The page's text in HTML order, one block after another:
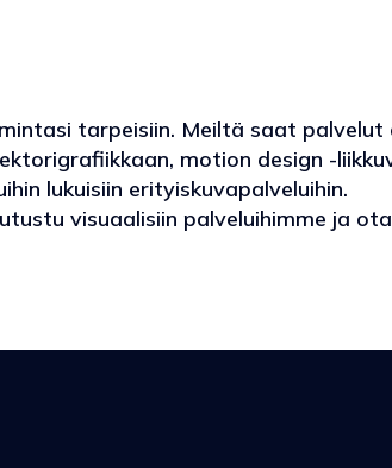
tarpeisiin. Meiltä saat palvelut
motion design -
lukuisiin erityiskuvapalveluihin.
visuaalisiin palveluihimme ja ota